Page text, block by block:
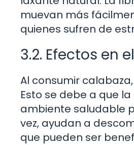
muevan más
quienes sufren de
3.2. Efectos en
Al consumir
Esto se debe a que
ambiente saludable
vez, ayudan a
que pueden ser